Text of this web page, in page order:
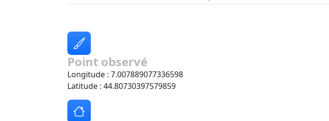
Point observé
Longitude : 7.007889077336598
Latitude : 44.80730397579859